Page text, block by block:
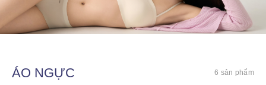
ÁO NGỰC 6 sản phẩm